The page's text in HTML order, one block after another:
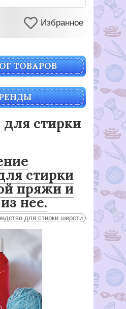
Избранное
ТОВАРОВ
для стирки
стирки
пряжи и
нее.
для стирки шерсти